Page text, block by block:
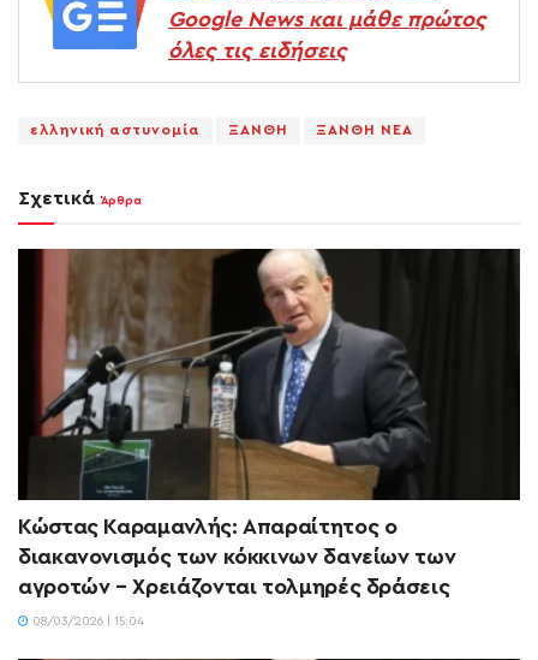
Google News και μάθε πρώτος
όλες τις ειδήσεις
ελληνική αστυνομία ΞΑΝΘΗ ΞΑΝΘΗ ΝΕΑ
Σχετικά Άρθρα
Κώστας Καραμανλής: Απαραίτητος ο
διακανονισμός των κόκκινων δανείων των
αγροτών – Χρειάζονται τολμηρές δράσεις
08/03/2026 | 15:04